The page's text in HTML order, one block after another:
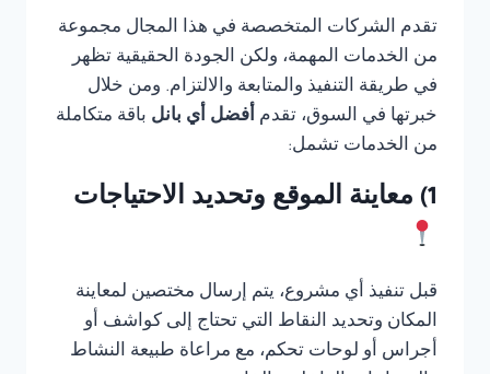
تقدم الشركات المتخصصة في هذا المجال مجموعة
من الخدمات المهمة، ولكن الجودة الحقيقية تظهر
في طريقة التنفيذ والمتابعة والالتزام. ومن خلال
خبرتها في السوق، تقدم أفضل أي بانل باقة متكاملة
من الخدمات تشمل:
1) معاينة الموقع وتحديد الاحتياجات
قبل تنفيذ أي مشروع، يتم إرسال مختصين لمعاينة
المكان وتحديد النقاط التي تحتاج إلى كواشف أو
أجراس أو لوحات تحكم، مع مراعاة طبيعة النشاط